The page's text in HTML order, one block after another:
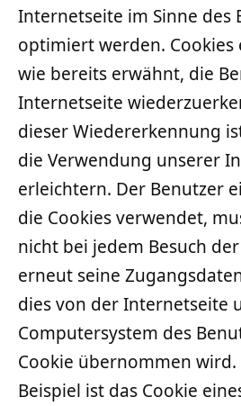
Internetseite im Sinne des
optimiert werden. Cookies
wie bereits erwähnt, die
Internetseite
dieser Wiedererkennung
die Verwendung unserer
erleichtern. Der Benutzer
die Cookies verwendet,
nicht bei jedem Besuch
erneut seine
dies von der Internetseite
Computersystem des
Cookie übernommen wird.
Beispiel ist das Cookie